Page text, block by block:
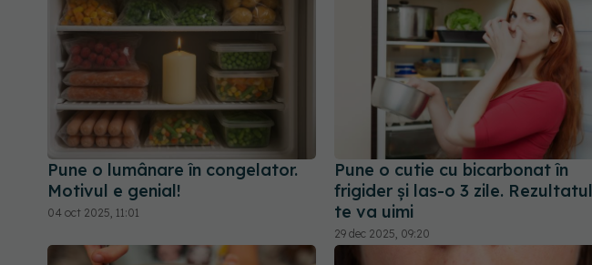
Pune o lumânare în congelator.
Motivul e genial!
04 oct 2025, 11:01
Pune o cutie cu bicarbonat în
frigider și las-o 3 zile. Rezultatul
te va uimi
29 dec 2025, 09:20